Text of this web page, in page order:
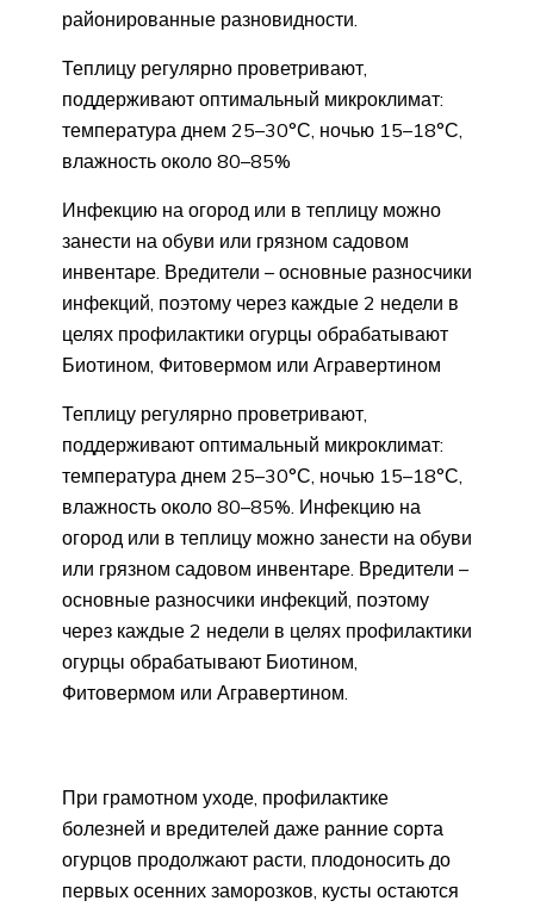
районированные разновидности.
Теплицу регулярно проветривают,
поддерживают оптимальный микроклимат:
температура днем 25–30°С, ночью 15–18°С,
влажность около 80–85%
Инфекцию на огород или в теплицу можно
занести на обуви или грязном садовом
инвентаре. Вредители – основные разносчики
инфекций, поэтому через каждые 2 недели в
целях профилактики огурцы обрабатывают
Биотином, Фитовермом или Агравертином
Теплицу регулярно проветривают,
поддерживают оптимальный микроклимат:
температура днем 25–30°С, ночью 15–18°С,
влажность около 80–85%. Инфекцию на
огород или в теплицу можно занести на обуви
или грязном садовом инвентаре. Вредители –
основные разносчики инфекций, поэтому
через каждые 2 недели в целях профилактики
огурцы обрабатывают Биотином,
Фитовермом или Агравертином.
При грамотном уходе, профилактике
болезней и вредителей даже ранние сорта
огурцов продолжают расти, плодоносить до
первых осенних заморозков, кусты остаются